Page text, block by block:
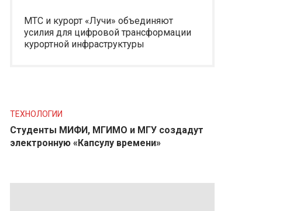
МТС и курорт «Лучи» объединяют
усилия для цифровой трансформации
курортной инфраструктуры
ТЕХНОЛОГИИ
Студенты МИФИ, МГИМО и МГУ создадут
электронную «Капсулу времени»